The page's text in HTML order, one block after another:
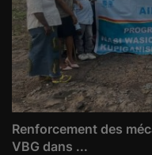
Renforcement des
VBG dans ...